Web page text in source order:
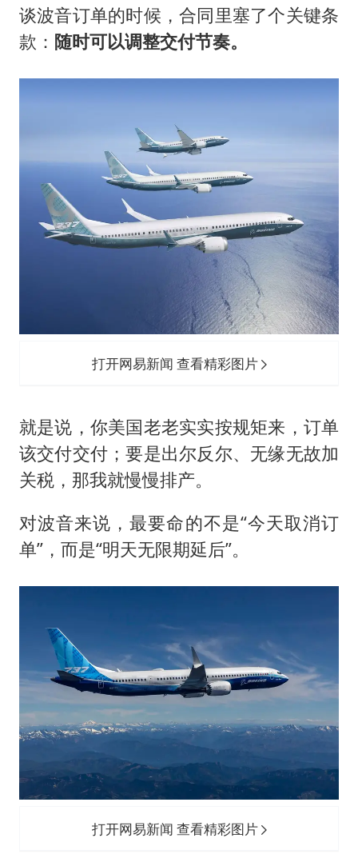
谈波音订单的时候，合同里塞了个关键条
款： 随时可以调整交付节奏。
打开网易新闻 查看精彩图片
就是说，你美国老老实实按规矩来，订单
该交付交付；要是出尔反尔、无缘无故加
关税，那我就慢慢排产。
对波音来说，最要命的不是“今天取消订
单”，而是“明天无限期延后”。
打开网易新闻 查看精彩图片